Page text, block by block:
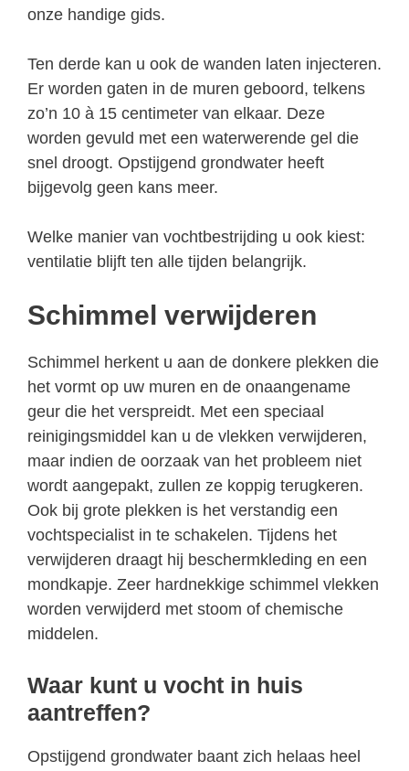
onze handige gids.
Ten derde kan u ook de wanden laten injecteren.
Er worden gaten in de muren geboord, telkens
zo’n 10 à 15 centimeter van elkaar. Deze
worden gevuld met een waterwerende gel die
snel droogt. Opstijgend grondwater heeft
bijgevolg geen kans meer.
Welke manier van vochtbestrijding u ook kiest:
ventilatie blijft ten alle tijden belangrijk.
Schimmel verwijderen
Schimmel herkent u aan de donkere plekken die
het vormt op uw muren en de onaangename
geur die het verspreidt. Met een speciaal
reinigingsmiddel kan u de vlekken verwijderen,
maar indien de oorzaak van het probleem niet
wordt aangepakt, zullen ze koppig terugkeren.
Ook bij grote plekken is het verstandig een
vochtspecialist in te schakelen. Tijdens het
verwijderen draagt hij beschermkleding en een
mondkapje. Zeer hardnekkige schimmel vlekken
worden verwijderd met stoom of chemische
middelen.
Waar kunt u vocht in huis
aantreffen?
Opstijgend grondwater baant zich helaas heel